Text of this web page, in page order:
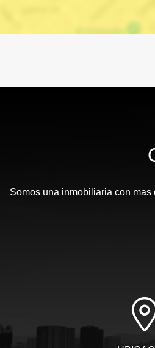
Somos una inmobiliaria con